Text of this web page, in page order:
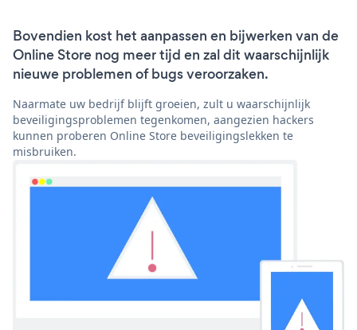
Bovendien kost het aanpassen en bijwerken van de
Online Store nog meer tijd en zal dit waarschijnlijk
nieuwe problemen of bugs veroorzaken.
Naarmate uw bedrijf blijft groeien, zult u waarschijnlijk
beveiligingsproblemen tegenkomen, aangezien hackers
kunnen proberen Online Store beveiligingslekken te
misbruiken.